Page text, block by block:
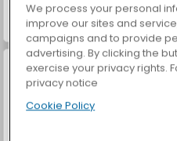
Farm Merge Valley
We process your personal
improve our sites and
campaigns and to provide
advertising. By clicking the
exercise your privacy rights.
privacy notice
Cookie Policy